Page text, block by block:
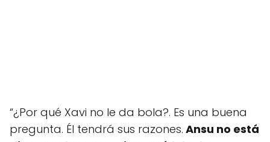
“¿Por qué Xavi no le da bola?. Es una buena
pregunta. Él tendrá sus razones. Ansu no está